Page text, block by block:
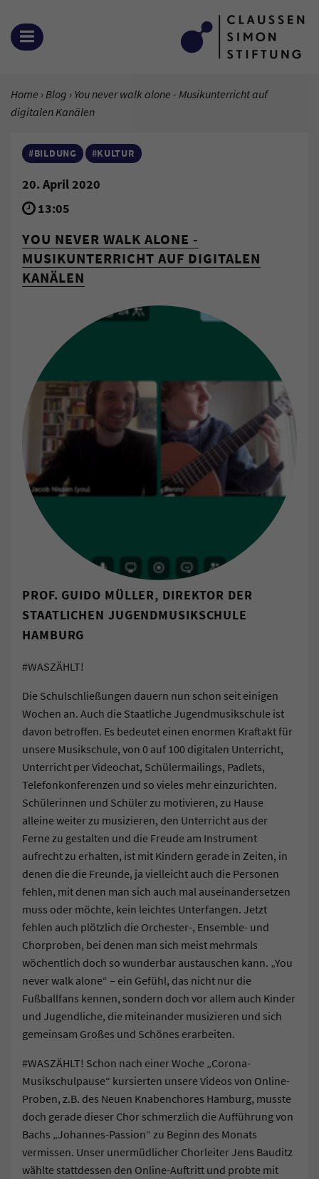
Zum Inhalt springen
OPEN MENU
YOU ARE HERE:
Home Blog Current Page:
You never walk alone - Musikunterricht auf
digitalen Kanälen
#BILDUNG #KULTUR
20. April 2020
13:05
YOU NEVER WALK ALONE -
MUSIKUNTERRICHT AUF DIGITALEN
KANÄLEN
PROF. GUIDO MÜLLER, DIREKTOR DER
STAATLICHEN JUGENDMUSIKSCHULE
HAMBURG
#WASZÄHLT!
Die Schulschließungen dauern nun schon seit einigen
Wochen an. Auch die Staatliche Jugendmusikschule ist
davon betroffen. Es bedeutet einen enormen Kraftakt für
unsere Musikschule, von 0 auf 100 digitalen Unterricht,
Unterricht per Videochat, Schülermailings, Padlets,
Telefonkonferenzen und so vieles mehr einzurichten.
Schülerinnen und Schüler zu motivieren, zu Hause
alleine weiter zu musizieren, den Unterricht aus der
Ferne zu gestalten und die Freude am Instrument
aufrecht zu erhalten, ist mit Kindern gerade in Zeiten, in
denen die die Freunde, ja vielleicht auch die Personen
fehlen, mit denen man sich auch mal auseinandersetzen
muss oder möchte, kein leichtes Unterfangen. Jetzt
fehlen auch plötzlich die Orchester-, Ensemble- und
Chorproben, bei denen man sich meist mehrmals
wöchentlich doch so wunderbar austauschen kann. „You
never walk alone“ – ein Gefühl, das nicht nur die
Fußballfans kennen, sondern doch vor allem auch Kinder
und Jugendliche, die miteinander musizieren und sich
gemeinsam Großes und Schönes erarbeiten.
#WASZÄHLT! Schon nach einer Woche „Corona-
Musikschulpause“ kursierten unsere Videos von Online-
Proben, z.B. des Neuen Knabenchores Hamburg, musste
doch gerade dieser Chor schmerzlich die Aufführung von
Bachs „Johannes-Passion“ zu Beginn des Monats
vermissen. Unser unermüdlicher Chorleiter Jens Bauditz
wählte stattdessen den Online-Auftritt und probte mit